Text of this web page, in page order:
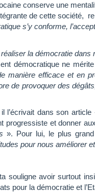
conserve une
de cette société,
s’y conforme,
la démocratie dans
démocratique ne
manière efficace et en
de provoquer des
l’écrivait dans son
progressiste et donner
». Pour lui, le plus
pour nous améliorer
souligne avoir surtout
pour la démocratie et